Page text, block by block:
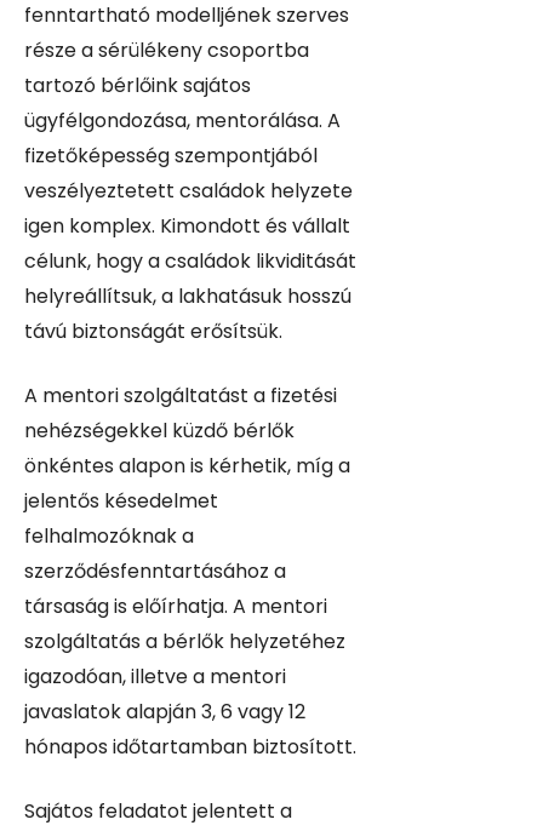
fenntartható modelljének szerves
része a sérülékeny csoportba
tartozó bérlőink sajátos
ügyfélgondozása, mentorálása. A
fizetőképesség szempontjából
veszélyeztetett családok helyzete
igen komplex. Kimondott és vállalt
célunk, hogy a családok likviditását
helyreállítsuk, a lakhatásuk hosszú
távú biztonságát erősítsük.
A mentori szolgáltatást a fizetési
nehézségekkel küzdő bérlők
önkéntes alapon is kérhetik, míg a
jelentős késedelmet
felhalmozóknak a
szerződésfenntartásához a
társaság is előírhatja. A mentori
szolgáltatás a bérlők helyzetéhez
igazodóan, illetve a mentori
javaslatok alapján 3, 6 vagy 12
hónapos időtartamban biztosított.
Sajátos feladatot jelentett a